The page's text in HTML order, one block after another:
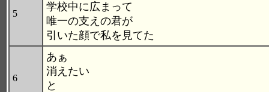
5
学校中に広まって
唯一の支えの君が
引いた顔で私を見てた
6
あぁ
消えたい
と